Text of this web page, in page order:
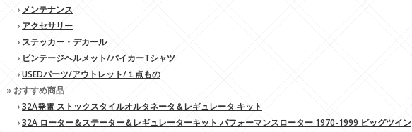
› メンテナンス
› アクセサリー
› ステッカー・デカール
› ビンテージヘルメット/バイカーTシャツ
›USEDパーツ/アウトレット/１点もの
» おすすめ商品
›32A発電 ストックスタイルオルタネータ＆レギュレータ キット
›32A ローター＆ステーター＆レギュレーターキット パフォーマンスローター 1970-1999 ビッグツイン